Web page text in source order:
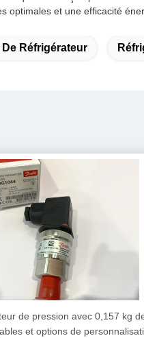
optimales et une efficacité
Réfrigérateur
de pression avec 0,157 kg
et options de